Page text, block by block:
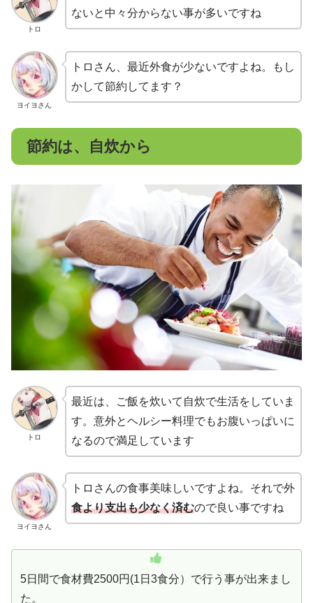
トロ
ないと中々分からない事が多いですね
ヨイヨさん
トロさん、最近外食が少ないですよね。もし
かして節約してます？
節約は、自炊から
トロ
最近は、ご飯を炊いて自炊で生活をしていま
す。意外とヘルシー料理でもお腹いっぱいに
なるので満足しています
ヨイヨさん
トロさんの食事美味しいですよね。それで外
食より支出も少なく済むので良い事ですね
5日間で食材費2500円(1日3食分）で行う事が出来まし
た。